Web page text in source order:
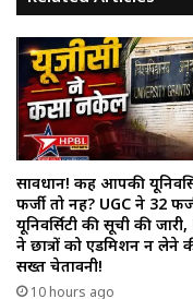
सावधान! कहीं आपकी
फर्जी तो नहीं? UGC ने 32
यूनिवर्सिटी की सूची की जारी,
ने छात्रों को एडमिशन न लेने
सख्त चेतावनी!
10 hours ago